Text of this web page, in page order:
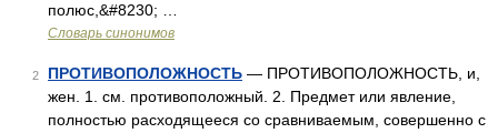
полюс,&#8230; …
Словарь синонимов
2 ПРОТИВОПОЛОЖНОСТЬ — ПРОТИВОПОЛОЖНОСТЬ, и,
жен. 1. см. противоположный. 2. Предмет или явление,
полностью расходящееся со сравниваемым, совершенно с